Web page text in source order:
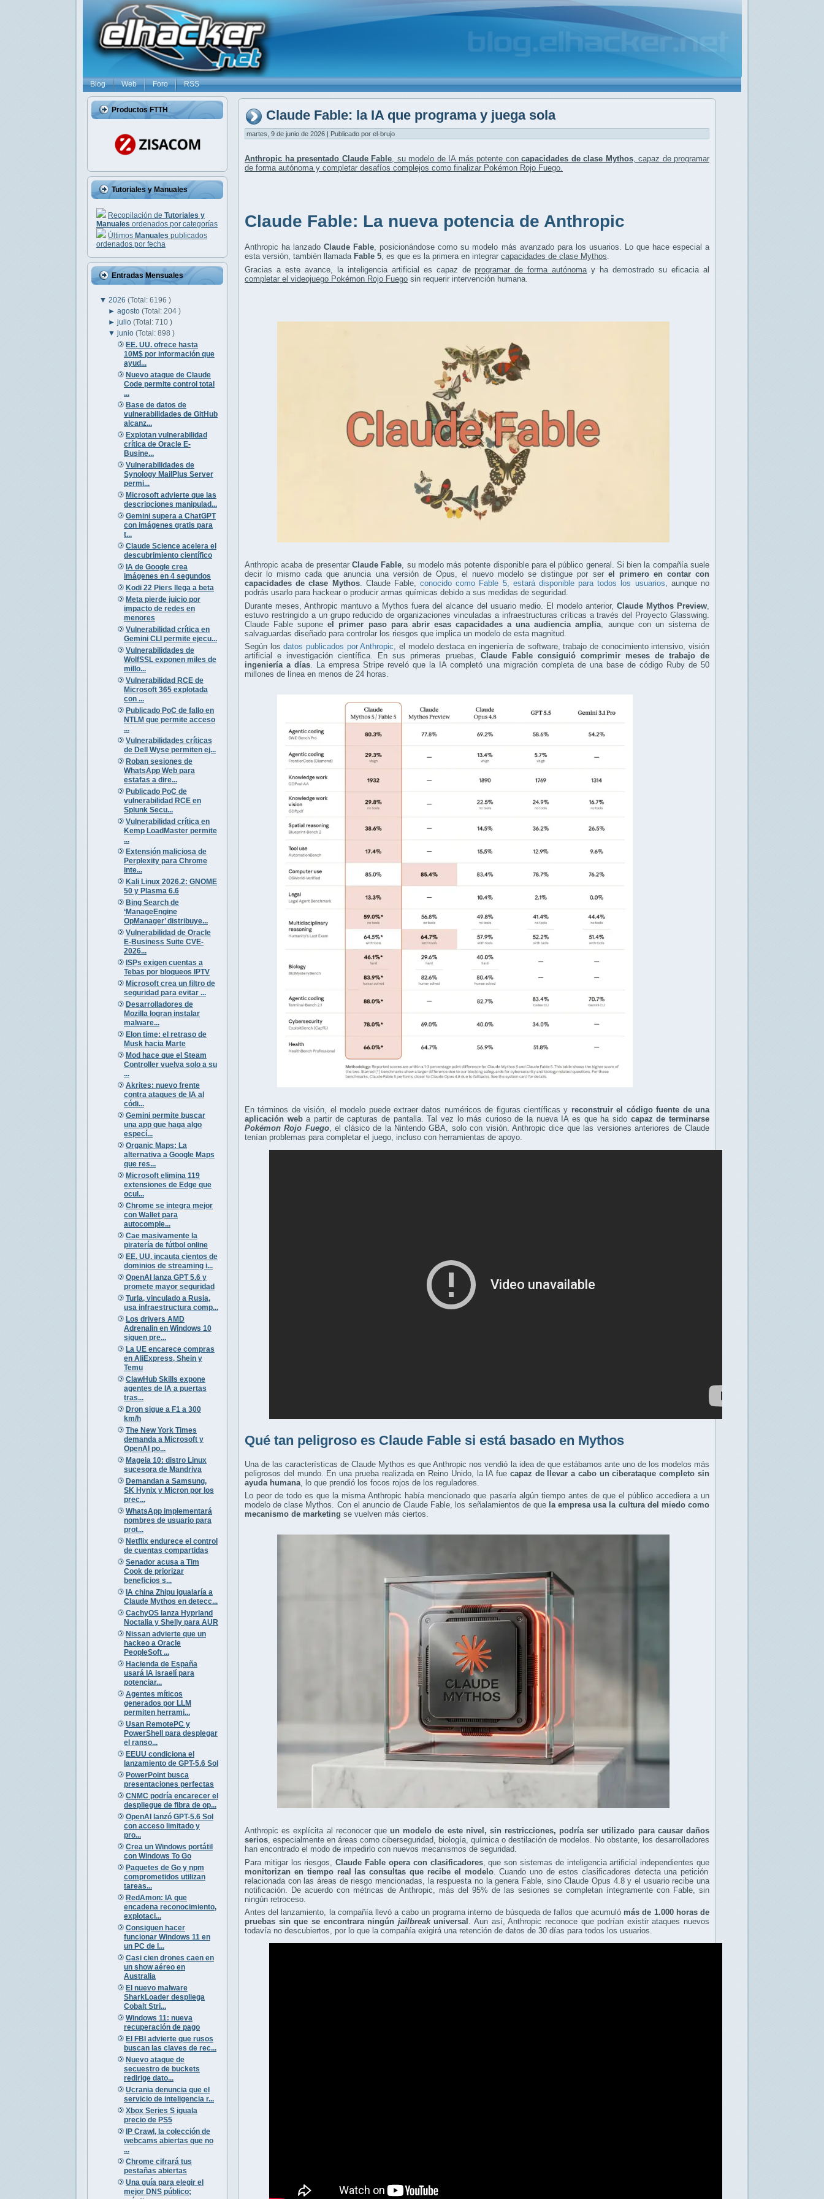
Blog Web Foro RSS
Productos FTTH
Tutoriales y Manuales
Recopilación de Tutoriales y
Manuales ordenados por categorías
Últimos Manuales publicados
ordenados por fecha
Entradas Mensuales
▼ 2026 (Total: 6196 )
►agosto(Total: 204 )
►julio(Total: 710 )
▼junio(Total: 898 )
EE. UU. ofrece hasta
10M$ por información que
ayud...
Nuevo ataque de Claude
Code permite control total
...
Base de datos de
vulnerabilidades de GitHub
alcanz...
Explotan vulnerabilidad
crítica de Oracle E-
Busine...
Vulnerabilidades de
Synology MailPlus Server
permi...
Microsoft advierte que las
descripciones manipulad...
Gemini supera a ChatGPT
con imágenes gratis para
t...
Claude Science acelera el
descubrimiento científico
IA de Google crea
imágenes en 4 segundos
Kodi 22 Piers llega a beta
Meta pierde juicio por
impacto de redes en
menores
Vulnerabilidad crítica en
Gemini CLI permite ejecu...
Vulnerabilidades de
WolfSSL exponen miles de
millo...
Vulnerabilidad RCE de
Microsoft 365 explotada
con ...
Publicado PoC de fallo en
NTLM que permite acceso
...
Vulnerabilidades críticas
de Dell Wyse permiten ej...
Roban sesiones de
WhatsApp Web para
estafas a dire...
Publicado PoC de
vulnerabilidad RCE en
Splunk Secu...
Vulnerabilidad crítica en
Kemp LoadMaster permite
...
Extensión maliciosa de
Perplexity para Chrome
inte...
Kali Linux 2026.2: GNOME
50 y Plasma 6.6
Bing Search de
‘ManageEngine
OpManager’ distribuye...
Vulnerabilidad de Oracle
E-Business Suite CVE-
2026...
ISPs exigen cuentas a
Tebas por bloqueos IPTV
Microsoft crea un filtro de
seguridad para evitar ...
Desarrolladores de
Mozilla logran instalar
malware...
Elon time: el retraso de
Musk hacia Marte
Mod hace que el Steam
Controller vuelva solo a su
...
Akrites: nuevo frente
contra ataques de IA al
códi...
Gemini permite buscar
una app que haga algo
especí...
Organic Maps: La
alternativa a Google Maps
que res...
Microsoft elimina 119
extensiones de Edge que
ocul...
Chrome se integra mejor
con Wallet para
autocomple...
Cae masivamente la
piratería de fútbol online
EE. UU. incauta cientos de
dominios de streaming i...
OpenAI lanza GPT 5.6 y
promete mayor seguridad
Turla, vinculado a Rusia,
usa infraestructura comp...
Los drivers AMD
Adrenalin en Windows 10
siguen pre...
La UE encarece compras
en AliExpress, Shein y
Temu
ClawHub Skills expone
agentes de IA a puertas
tras...
Dron sigue a F1 a 300
km/h
The New York Times
demanda a Microsoft y
OpenAI po...
Mageia 10: distro Linux
sucesora de Mandriva
Demandan a Samsung,
SK Hynix y Micron por los
prec...
WhatsApp implementará
nombres de usuario para
prot...
Netflix endurece el control
de cuentas compartidas
Senador acusa a Tim
Cook de priorizar
beneficios s...
IA china Zhipu igualaría a
Claude Mythos en detecc...
CachyOS lanza Hyprland
Noctalia y Shelly para AUR
Nissan advierte que un
hackeo a Oracle
PeopleSoft ...
Hacienda de España
usará IA israelí para
potenciar...
Agentes míticos
generados por LLM
permiten herrami...
Usan RemotePC y
PowerShell para desplegar
el ranso...
EEUU condiciona el
lanzamiento de GPT-5.6 Sol
PowerPoint busca
presentaciones perfectas
CNMC podría encarecer el
despliegue de fibra de op...
OpenAI lanzó GPT-5.6 Sol
con acceso limitado y
pro...
Crea un Windows portátil
con Windows To Go
Paquetes de Go y npm
comprometidos utilizan
tareas...
RedAmon: IA que
encadena reconocimiento,
explotaci...
Consiguen hacer
funcionar Windows 11 en
un PC de l...
Casi cien drones caen en
un show aéreo en
Australia
El nuevo malware
SharkLoader despliega
Cobalt Stri...
Windows 11: nueva
recuperación de pago
El FBI advierte que rusos
buscan las claves de rec...
Nuevo ataque de
secuestro de buckets
redirige dato...
Ucrania denuncia que el
servicio de inteligencia r...
Xbox Series S iguala
precio de PS5
IP Crawl, la colección de
webcams abiertas que no
...
Chrome cifrará tus
pestañas abiertas
Una guía para elegir el
mejor DNS público;
Claude Fable: la IA que programa y juega sola
martes, 9 de junio de 2026 | Publicado por el-brujo
Anthropic ha presentado Claude Fable , su modelo de IA más potente con capacidades de clase Mythos, capaz de programar
de forma autónoma y completar desafíos complejos como finalizar Pokémon Rojo Fuego.
Claude Fable: La nueva potencia de Anthropic
Anthropic ha lanzadoClaude Fable, posicionándose como su modelo más avanzado para los usuarios. Lo que hace especial a
esta versión, también llamada Fable 5, es que es la primera en integrar capacidades de clase Mythos.
Gracias a este avance, la inteligencia artificial es capaz deprogramar de forma autónoma y ha demostrado su eficacia al
completar el videojuego Pokémon Rojo Fuego sin requerir intervención humana.
Anthropic acaba de presentarClaude Fable, su modelo más potente disponible para el público general. Si bien la compañía suele
decir lo mismo cada que anuncia una versión de Opus, el nuevo modelo se distingue por ser el primero en contar con
capacidades de clase Mythos. Claude Fable,conocido como Fable 5, estará disponible para todos los usuarios, aunque no
podrás usarlo para hackear o producir armas químicas debido a sus medidas de seguridad.
Durante meses, Anthropic mantuvo a Mythos fuera del alcance del usuario medio. El modelo anterior, Claude Mythos Preview
estuvo restringido a un grupo reducido de organizaciones vinculadas a infraestructuras críticas a través del Proyecto Glasswing.
Claude Fable suponeel primer paso para abrir esas capacidades a una audiencia amplia , aunque con un sistema de
salvaguardas diseñado para controlar los riesgos que implica un modelo de esta magnitud.
Según losdatos publicados por Anthropic, el modelo destaca en ingeniería de software, trabajo de conocimiento intensivo, visión
artificial e investigación científica. En sus primeras pruebas,Claude Fable consiguió comprimir meses de trabajo de
ingeniería a días. La empresa Stripe reveló que la IA completó una migración completa de una base de código Ruby de 50
millones de línea en menos de 24 horas.
En términos de visión, el modelo puede extraer datos numéricos de figuras científicas y reconstruir el código fuente de una
aplicación weba partir de capturas de pantalla. Tal vez lo más curioso de la nueva IA es que ha sido capaz de terminarse
Pokémon Rojo Fuego, el clásico de la Nintendo GBA, solo con visión. Anthropic dice que las versiones anteriores de Claude
tenían problemas para completar el juego, incluso con herramientas de apoyo.
Qué tan peligroso es Claude Fable si está basado en Mythos
Una de las características de Claude Mythos es que Anthropic nos vendió la idea de que estábamos ante uno de los modelos más
peligrosos del mundo. En una prueba realizada en Reino Unido, la IA fue capaz de llevar a cabo un ciberataque completo sin
ayuda humana , lo que prendió los focos rojos de los reguladores.
Lo peor de todo es que la misma Anthropic había mencionado que pasaría algún tiempo antes de que el público accediera a un
modelo de clase Mythos. Con el anuncio de Claude Fable, los señalamientos de quela empresa usa la cultura del miedo como
mecanismo de marketing se vuelven más ciertos.
Anthropic es explícita al reconocer que un modelo de este nivel, sin restricciones, podría ser utilizado para causar daños
serios, especialmente en áreas como ciberseguridad, biología, química o destilación de modelos. No obstante, los desarrolladores
han encontrado el modo de impedirlo con nuevos mecanismos de seguridad.
Para mitigar los riesgos,Claude Fable opera con clasificadores, que son sistemas de inteligencia artificial independientes que
monitorizan en tiempo real las consultas que recibe el modelo. Cuando uno de estos clasificadores detecta una petición
relacionada con las áreas de riesgo mencionadas, la respuesta no la genera Fable, sino Claude Opus 4.8 y el usuario recibe una
notificación. De acuerdo con métricas de Anthropic, más del 95% de las sesiones se completan íntegramente con Fable, sin
ningún retroceso.
Antes del lanzamiento, la compañía llevó a cabo un programa interno de búsqueda de fallos que acumulómás de 1.000 horas de
pruebas sin que se encontrara ningún jailbreakuniversal . Aun así, Anthropic reconoce que podrían existir ataques nuevos
todavía no descubiertos, por lo que la compañía exigirá una retención de datos de 30 días para todos los usuarios.